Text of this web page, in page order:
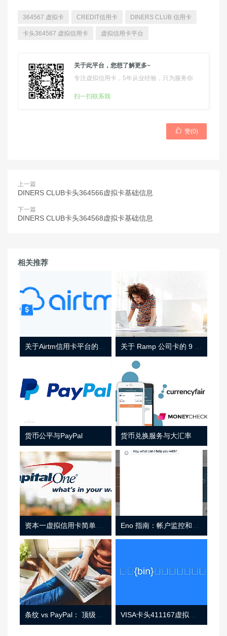
364567 虚拟卡 CREDIT信用卡 DINERS CLUB 信用卡
卡头364567 虚拟信用卡 虚拟信用卡平台
关于此平台，您想了解更多~
专注虚拟信用卡，5年从业经验，只为服务你
扫一扫联系我
 赞(0)
上一篇
DINERS CLUB卡头364566虚拟卡基础信息
下一篇
DINERS CLUB卡头364568虚拟卡基础信息
相关推荐
货币公平与PayPal 货币兑换服务与大汇率
资本一虚拟信用卡简单介绍
条纹 vs PayPal： 顶级功能， 定价 （和更多！ VISA卡头411167虚拟卡基础信息